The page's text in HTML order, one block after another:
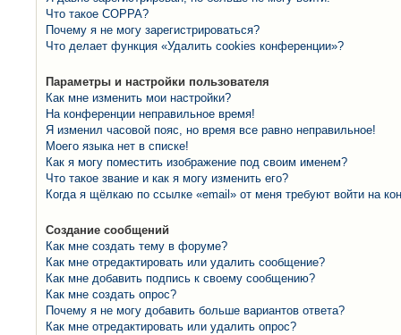
Что такое COPPA?
Почему я не могу зарегистрироваться?
Что делает функция «Удалить cookies конференции»?
Параметры и настройки пользователя
Как мне изменить мои настройки?
На конференции неправильное время!
Я изменил часовой пояс, но время все равно неправильное!
Моего языка нет в списке!
Как я могу поместить изображение под своим именем?
Что такое звание и как я могу изменить его?
Когда я щёлкаю по ссылке «email» от меня требуют войти на
Создание сообщений
Как мне создать тему в форуме?
Как мне отредактировать или удалить сообщение?
Как мне добавить подпись к своему сообщению?
Как мне создать опрос?
Почему я не могу добавить больше вариантов ответа?
Как мне отредактировать или удалить опрос?